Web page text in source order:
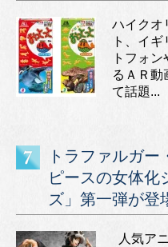
ハイクオ
ト、イ
トフォ
るＡＲ動
て話題...
トラファルガ
ピースの女体化
ズ」第一弾が登
人気ア